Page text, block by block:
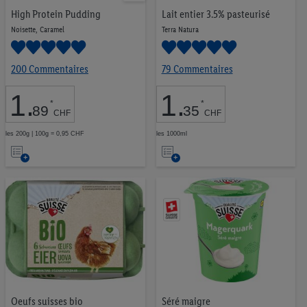
High Protein Pudding
Noisette, Caramel
200 Commentaires
1.89 *
CHF
les 200g | 100g = 0,95 CHF
Ajouter
liste
d’envies
Lait entier 3.5% pasteurisé
Terra Natura
79 Commentaires
1.35 *
CHF
les 1000ml
Ajouter
liste
d’envies
Oeufs suisses bio Séré maigre